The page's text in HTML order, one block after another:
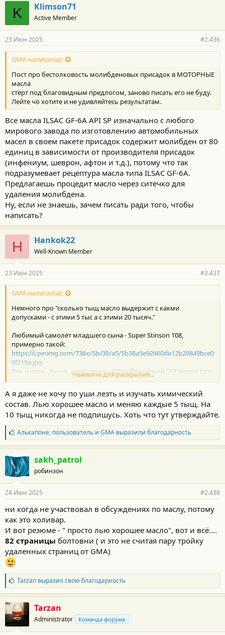
K Klimson71
Active Member
23 Июн 2025 #2.436
GMA написал(а):
Пост про бестолковость молибденовых присадок в МОТОРНЫЕ
масла
стёрт под благовидным предлогом, заново писать его не буду.
Лейте чö хотите и не удивляйтесь результатам.
Все масла ILSAC GF-6A API SP изначально с любого
мирового завода по изготовлению автомобильных
масел в своем пакете присадок содержит молибден от 80
единиц в зависимости от производителя присадок
(инфениум, шеврон, афтон и т.д.), потому что так
подразумевает рецептура масла типа ILSAC GF-6A.
Предлагаешь процедит масло через ситечко для
удаления молибдена.
Ну, если не знаешь, зачем писать ради того, чтобы
написать?
H Hankok22
Well-Known Member
23 Июн 2025 #2.437
GMA написал(а):
Немного про "сколько тыщ масло выдержит с какми
допусками - с этими 5 тыс а с этими 20 тысяч."
Любимый самолёт младшего сына - Super Stinson 108,
примерно такой:
https://i.pinimg.com/736x/5b/38/a5/5b38a5e92460de12b29849bce0
6f219a.jpg
Там мотор - 6-цил. оппозитник, 470 кубодюймов (7,7 литра) (это
чтобы редуктор на винт не ставить)
Масло надо менять - так производится удаление продуктов
износа.
А если фильтр - поставить? Есть такой "апгрейд кит", можно
поставить фильтр масла.
Есть ли смысл? Как оказалось, практически НЕТ. Та грязь
задерживается. Тем более т.н. "полнопоточными".
Я к тому что не надо молиться "залью хорошее масло и буду
долго-долго ездить".
Такие "умники" ко мне потом приезжают с мазутом в моторе и
грохотом.
Меняйте масло каждые 5 тыс км и не занимайтесь бестолковой
ерундой.
Нажмите для раскрытия...
А я даже не хочу по уши лезть и изучать химический
состав. Лью хорошее масло и меняю каждые 5 тыщ. На
10 тыщ никогда не подпишусь. Хоть что тут утверждайте.
Б
л
а
г
о
д
а
н
с
т
и
Алькапоне, пользовательи GMAвыразили благодарность
sakh_patrol
робинзон
24 Июн 2025 #2.438
ни когда не участвовал в обсуждениях по маслу, потому
как это холивар.
И вот резюме - " просто лью хорошее масло", вот и всё....
82 страницы болтовни ( и это не считая пару тройку
удаленных страниц от GМА)
Б
л
а
г
о
д
а
Tarzanвыразил свою благодарность
Tarzan
Administrator Команда форума